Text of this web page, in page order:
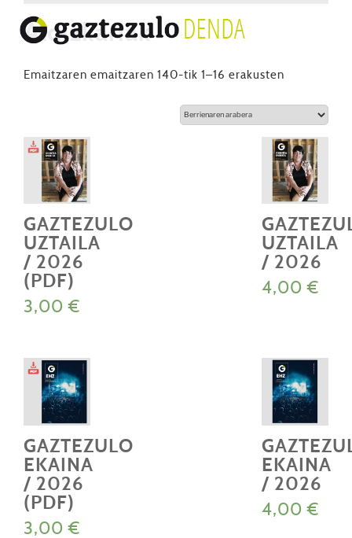
Aldizkariak
Emaitzaren emaitzaren 140-tik 1–16 erakusten
GAZTEZULO
UZTAILA
/ 2026
(PDF)
3,00€
UZTAILA
/ 2026
4,00€
GAZTEZULO
EKAINA
/ 2026
(PDF)
3,00€
EKAINA
/ 2026
4,00€